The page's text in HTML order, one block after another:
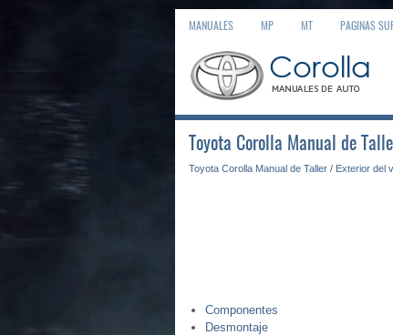
MANUALES MP MT PAGINAS
Toyota Corolla Manual de
Toyota Corolla Manual de Taller / Exterior del
Componentes
Desmontaje